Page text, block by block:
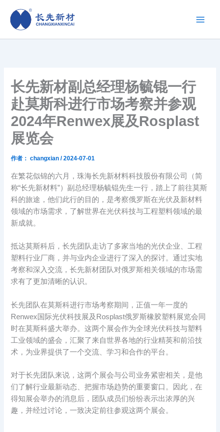
容
长先新材副总经理杨毓锟一行
赴莫斯科进行市场考察并参观
2024年Renwex展及Rosplast
展览会
作者： changxian/2024-07-01
在繁花似锦的六月，珠海长先新材料科技股份有限公司（简
称“长先新材料”）副总经理杨毓锟先生一行，踏上了前往莫斯
科的旅途，他们此行的目的，是考察俄罗斯在光伏及新材料
领域的市场需求，了解世界在光伏科技与工程塑料领域的最
新成就。
抵达莫斯科后，长先团队走访了多家当地的光伏企业、工程
塑料行业厂商，并与业内企业进行了深入的探讨。通过实地
考察和深入交流，长先新材团队对俄罗斯相关领域的市场需
求有了更加清晰的认识。
长先团队在莫斯科进行市场考察期间，正值一年一度的
Renwex国际光伏科技展及Rosplast俄罗斯橡胶塑料展览会同
时在莫斯科盛大举办。这两个展会作为全球光伏科技与塑料
工业领域的盛会，汇聚了来自世界各地的行业精英和前沿技
术，为业界提供了一个交流、学习和合作的平台。
对于长先团队来说，这两个展会与公司业务紧密相关，是他
们了解行业最新动态、把握市场趋势的重要窗口。因此，在
得知展会举办的消息后，团队成员们纷纷表示出浓厚的兴
趣，并经过讨论，一致决定前往参观这两个展会。